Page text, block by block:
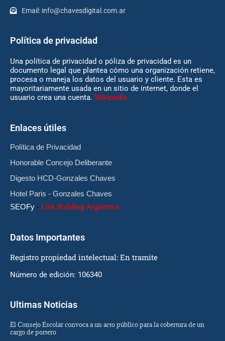
Email: info@chavesdigital.com.ar
Política de privacidad
Una política de privacidad o póliza de privacidad es un
documento legal que plantea cómo una organización retiene,
procesa o maneja los datos del usuario y cliente. Esta es
mayoritariamente usada en un sitio de internet, donde el
usuario crea una cuenta. Wikipedia
Enlaces útiles
Política de Privacidad
Honorable Concejo Deliberante
Digesto HCD-Gonzales Chaves
Hotel Paris - Gonzales Chaves
SEOFy - Link Building Argentina
Datos Importantes
Registro propiedad intelectual: En tramite
Número de edición: 106340
Ultimas Noticias
El Consejo Escolar convoca a un acto público para la cobertura de un
cargo de portero